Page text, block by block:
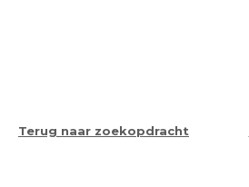
Terug naar zoekopdracht